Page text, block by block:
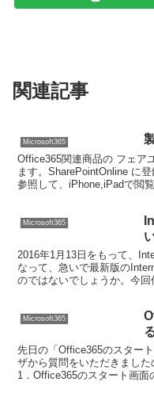
関連記事
Microsoft365
Office365関連商品の フェア
ます。SharePointOnline に
参照して、iPhone,iPadで閲
Microsoft365
2016年1月13日をもって、
なって、急いで最新版の
のではないでしょうか。今回
Microsoft365
先日の「Office365のスター
ザから質問をいただきました
1．Office365のスタート画